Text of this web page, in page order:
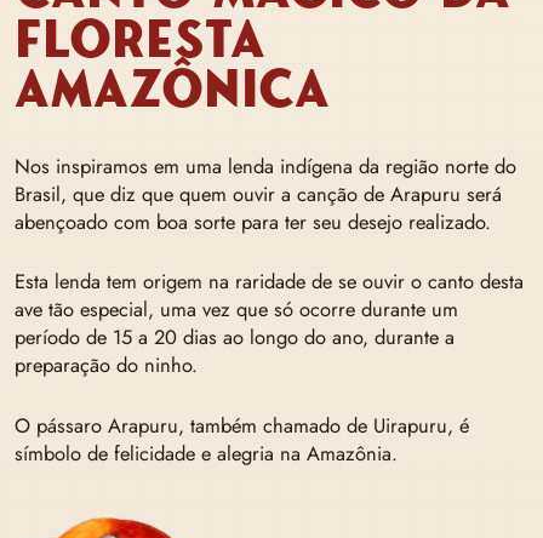
FLORESTA
AMAZÔNICA
Nos inspiramos em uma lenda indígena da região norte do
Brasil, que diz que quem ouvir a canção de Arapuru será
abençoado com boa sorte para ter seu desejo realizado.
Esta lenda tem origem na raridade de se ouvir o canto desta
ave tão especial, uma vez que só ocorre durante um
período de 15 a 20 dias ao longo do ano, durante a
preparação do ninho.
O pássaro Arapuru, também chamado de Uirapuru, é
símbolo de felicidade e alegria na Amazônia.